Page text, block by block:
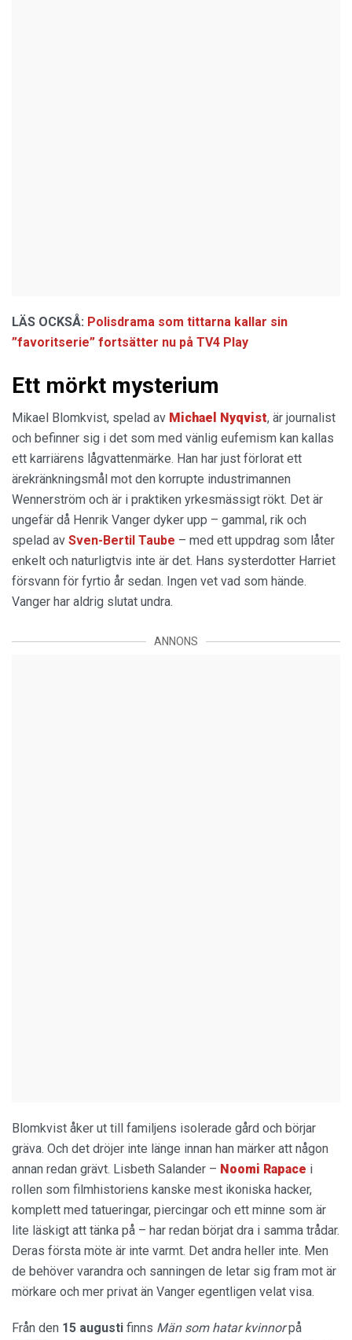
LÄS OCKSÅ: Polisdrama som tittarna kallar sin
”favoritserie” fortsätter nu på TV4 Play
Ett mörkt mysterium
Mikael Blomkvist, spelad av Michael Nyqvist, är journalist
och befinner sig i det som med vänlig eufemism kan kallas
ett karriärens lågvattenmärke. Han har just förlorat ett
ärekränkningsmål mot den korrupte industrimannen
Wennerström och är i praktiken yrkesmässigt rökt. Det är
ungefär då Henrik Vanger dyker upp – gammal, rik och
spelad av Sven-Bertil Taube – med ett uppdrag som låter
enkelt och naturligtvis inte är det. Hans systerdotter Harriet
försvann för fyrtio år sedan. Ingen vet vad som hände.
Vanger har aldrig slutat undra.
ANNONS
Blomkvist åker ut till familjens isolerade gård och börjar
gräva. Och det dröjer inte länge innan han märker att någon
annan redan grävt. Lisbeth Salander – Noomi Rapace i
rollen som filmhistoriens kanske mest ikoniska hacker,
komplett med tatueringar, piercingar och ett minne som är
lite läskigt att tänka på – har redan börjat dra i samma trådar.
Deras första möte är inte varmt. Det andra heller inte. Men
de behöver varandra och sanningen de letar sig fram mot är
mörkare och mer privat än Vanger egentligen velat visa.
Från den 15 augusti finns Män som hatar kvinnorpå